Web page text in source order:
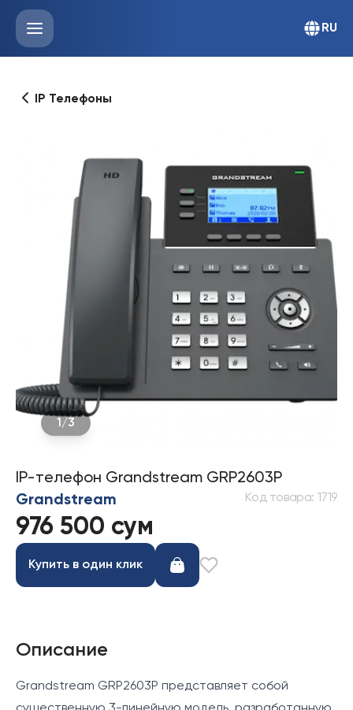
RU
IP Телефоны
1 /3
IP-телефон Grandstream GRP2603P
Grandstream
Код товара: 1719
976 500 сум
Купить в один клик
Описание
Grandstream GRP2603P представляет собой